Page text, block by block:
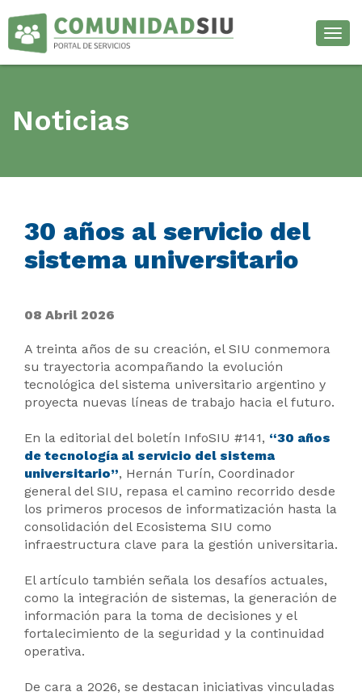
Noticias
30 años al servicio del
sistema universitario
08 Abril 2026
A treinta años de su creación, el SIU conmemora
su trayectoria acompañando la evolución
tecnológica del sistema universitario argentino y
proyecta nuevas líneas de trabajo hacia el futuro.
En la editorial del boletín InfoSIU #141, “30 años
de tecnología al servicio del sistema
universitario”, Hernán Turín, Coordinador
general del SIU, repasa el camino recorrido desde
los primeros procesos de informatización hasta la
consolidación del Ecosistema SIU como
infraestructura clave para la gestión universitaria.
El artículo también señala los desafíos actuales,
como la integración de sistemas, la generación de
información para la toma de decisiones y el
fortalecimiento de la seguridad y la continuidad
operativa.
De cara a 2026, se destacan iniciativas vinculadas